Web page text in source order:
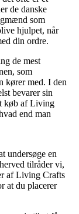
de danske
som
hjulpet, når
din ordre.
de mest
som
kører med. I den
bevarer sin
køb af Living
end man
undersøge en
tilråder vi,
af Living Crafts
at du placerer